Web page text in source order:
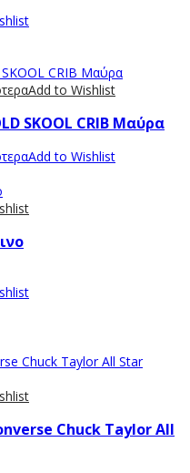
Add to Wishlist
SKOOL CRIB Μαύρα
Add to Wishlist
Chuck Taylor All